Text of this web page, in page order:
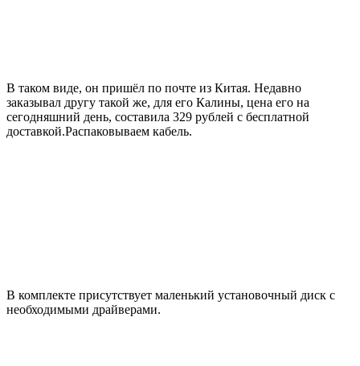
В таком виде, он пришёл по почте из Китая. Недавно
заказывал другу такой же, для его Калины, цена его на
сегодняшний день, составила 329 рублей с бесплатной
доставкой.Распаковываем кабель.
В комплекте присутствует маленький установочный диск с
необходимыми драйверами.